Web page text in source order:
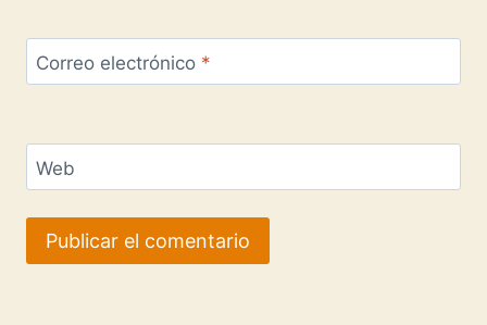
Correo electrónico *
Web